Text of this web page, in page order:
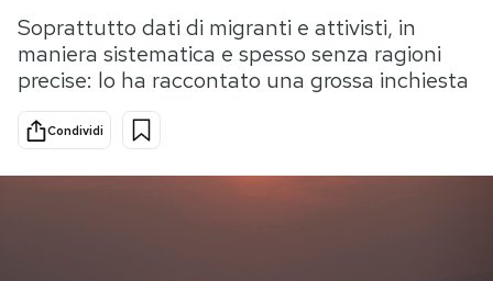
Scienza
Cultura
Sport
Media
Soprattutto dati di migranti e attivisti, in
maniera sistematica e spesso senza ragioni
precise: lo ha raccontato una grossa inchiesta
Condividi